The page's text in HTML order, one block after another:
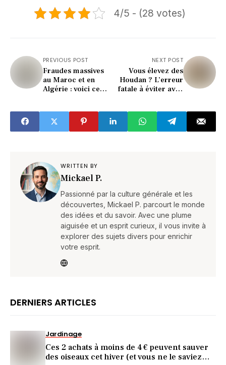
4/5 - (28 votes)
PREVIOUS POST
Fraudes massives
au Maroc et en
Algérie : voici ce
NEXT POST
Vous élevez des
Houdan ? L’erreur
fatale à éviter avec
WRITTEN BY
Mickael P.
Passionné par la culture générale et les
découvertes, Mickael P. parcourt le monde
des idées et du savoir. Avec une plume
aiguisée et un esprit curieux, il vous invite à
explorer des sujets divers pour enrichir
votre esprit.
DERNIERS ARTICLES
Jardinage
Ces 2 achats à moins de 4 € peuvent sauver
des oiseaux cet hiver (et vous ne le saviez